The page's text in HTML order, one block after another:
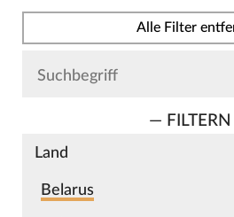
Alle Filter
—
Land
Belarus